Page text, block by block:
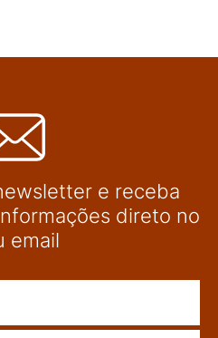
e receba
direto no
email